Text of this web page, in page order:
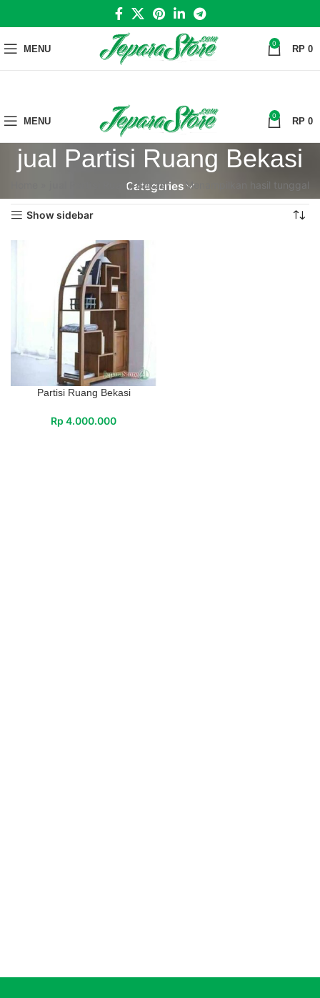
MENU 0 RP 0
MENU 0 RP 0
jual Partisi Ruang Bekasi
Categories
jual Partisi Ruang Bekasi Menampilkan hasil tunggal
Show sidebar
Partisi Ruang Bekasi
Rp 4.000.000